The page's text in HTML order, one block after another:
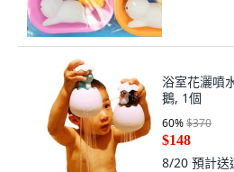
浴室花灑噴
鵝, 1個
60%$370
$148
8/20 預計送